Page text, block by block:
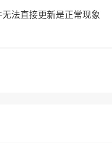
法直接更新是正常现象